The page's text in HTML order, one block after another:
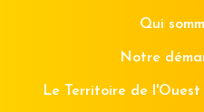
Qui
Notre
Le Territoire de